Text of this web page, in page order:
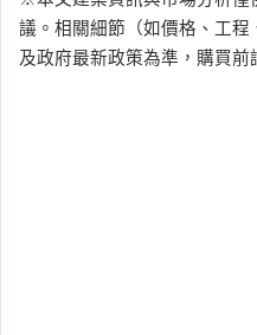
議。相關細節（如價格、工
及政府最新政策為準，購買前